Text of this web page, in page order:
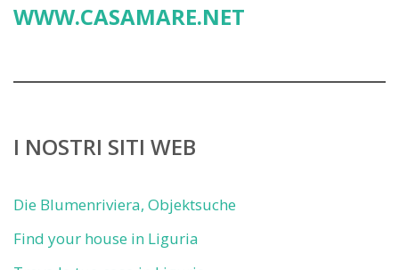
WWW.CASAMARE.NET
I NOSTRI SITI WEB
Die Blumenriviera, Objektsuche
Find your house in Liguria